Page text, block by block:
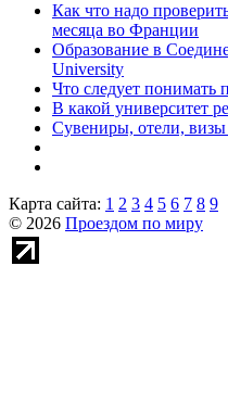
Как что надо
месяца во Франции
Образование в
University
Что следует
В какой университет
Сувениры, отели,
Карта сайта: 1 2 3 4 5 6 7 8 9
© 2026 Проездом по миру